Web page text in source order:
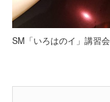
SM「いろはのイ」講習会